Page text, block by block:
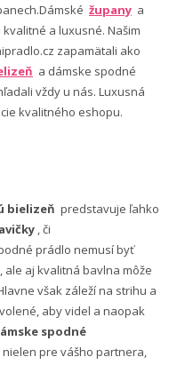
župany a
a luxusné. Našim
zapamätali ako
a dámske spodné
vždy u nás. Luxusná
kvalitného eshopu.
bielizeň predstavuje ľahko
, či
prádlo nemusí byť
aj kvalitná bavlna môže
však záleží na strihu a
aby videl a naopak
spodné
pre vášho partnera,